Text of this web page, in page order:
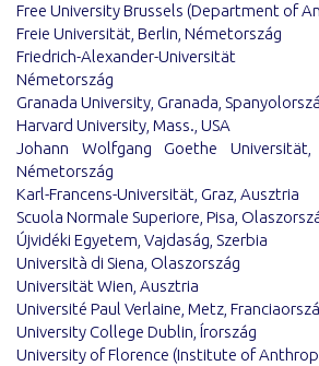
Free University Brussels (Department of
Freie Universität, Berlin, Németország
Friedrich-Alexander-Universität
Németország
Granada University, Granada,
Harvard University, Mass., USA
Johann Wolfgang Goethe
Németország
Karl-Francens-Universität, Graz, Ausztria
Scuola Normale Superiore, Pisa,
Újvidéki Egyetem, Vajdaság, Szerbia
Università di Siena, Olaszország
Universität Wien, Ausztria
Université Paul Verlaine, Metz,
University College Dublin, Írország
University of Florence (Institute of